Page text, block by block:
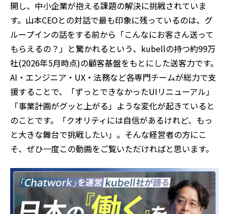
開し、中小企業が抱える課題の解決に挑戦されていま
す。山本CEOとの対話で最も印象に残っているのは、グ
ループインの話をする前から「こんなにお客さん送って
もらえるの？」と驚かれるという、kubellの持つ約99万
社(2026年5月時点)の顧客基盤をもとにした送客力です。
AI・エンジニア・UX・法務など各専門チームが総力で支
援することで、「ずっとできなかったUIリニューアル」
「事業計画がグッと上がる」ような変化が起きていると
のことです。「クオリティには自信があるけれど、もっ
と大きな舞台で挑戦したい」。そんな経営者の方にこ
そ、ぜひ一度この動画をご覧いただければと思います。